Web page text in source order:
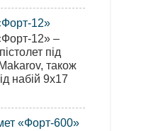
12»
12» –
під
також
набій 9х17
«Форт-600»